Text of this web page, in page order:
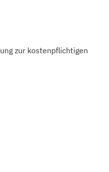
zur kostenpflichtigen